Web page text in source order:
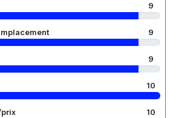
9
9
9
10
prix 10